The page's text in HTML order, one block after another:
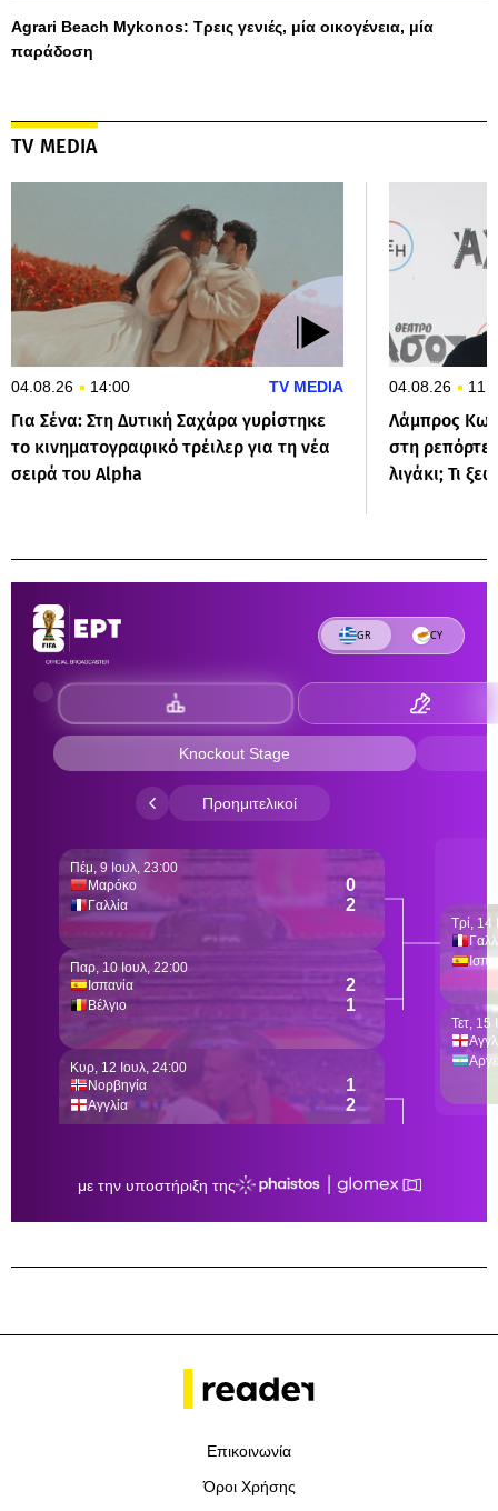
Agrari Beach Mykonos: Τρεις γενιές, μία οικογένεια, μία
παράδοση
TV MEDIA
04.08.26 14:00 TV MEDIA
Για Σένα: Στη Δυτική Σαχάρα γυρίστηκε
το κινηματογραφικό τρέιλερ για τη νέα
σειρά του Alpha
04.08.26
Λάμπρος
στη
λιγάκι; Τι
Επικοινωνία
Όροι Χρήσης